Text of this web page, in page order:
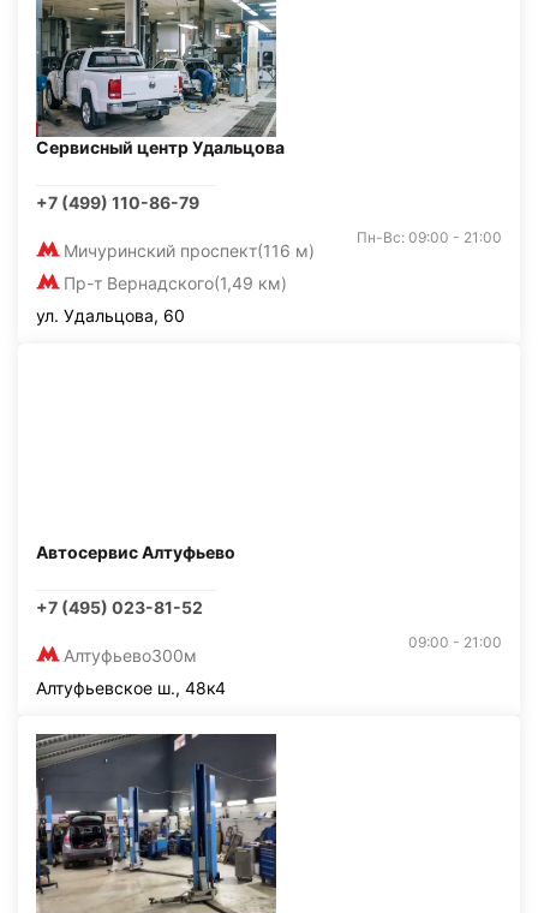
Сервисный центр Удальцова
+7 (499) 110-86-79
Мичуринский проспект(116 м)
Пр-т Вернадского(1,49 км)
Пн-Вс: 09:00 - 21:00
ул. Удальцова, 60
Автосервис Алтуфьево
+7 (495) 023-81-52
Алтуфьево300м
09:00 - 21:00
Алтуфьевское ш., 48к4